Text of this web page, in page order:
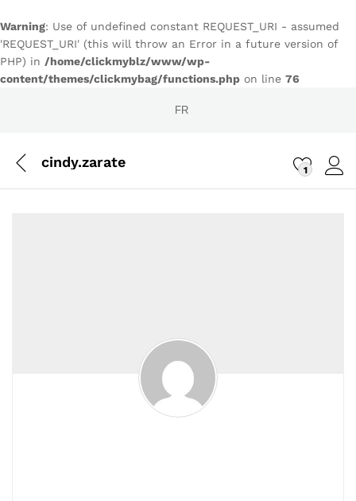
Warning: Use of undefined constant REQUEST_URI - assumed
'REQUEST_URI' (this will throw an Error in a future version of
PHP) in /home/clickmyblz/www/wp-
content/themes/clickmybag/functions.php on line 76
FR
cindy.zarate 1